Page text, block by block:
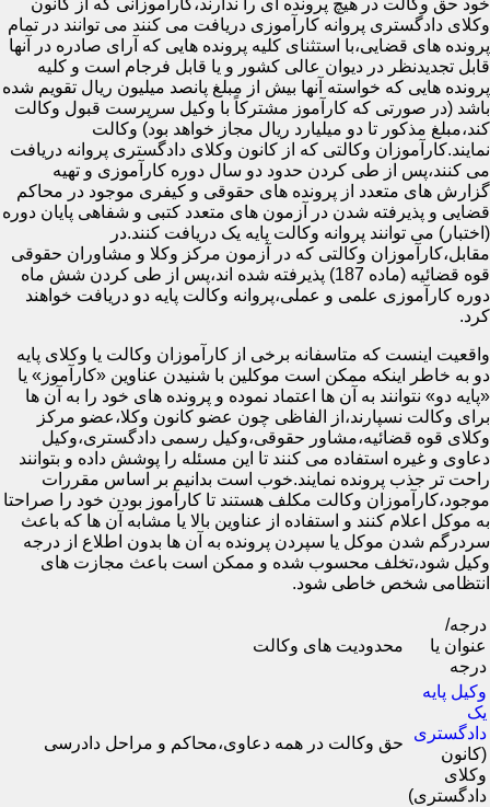
خود حق وکالت در هیچ پرونده ای را ندارند،کارآموزانی که از کانون
وکلای دادگستری پروانه کارآموزی دریافت می کنند می توانند در تمام
پرونده های قضایی،با استثنای کلیه پرونده هایی که آرای صادره در آنها
قابل تجدیدنظر در دیوان عالی کشور و یا قابل فرجام است و کلیه
پرونده هایی که خواسته آنها بیش از مبلغ پانصد میلیون ریال تقویم شده
باشد (در صورتی که کارآموز مشترکاً با وکیل سرپرست قبول وکالت
کند،مبلغ مذکور تا دو میلیارد ریال مجاز خواهد بود) وکالت
نمایند.کارآموزان وکالتی که از کانون وکلای دادگستری پروانه دریافت
می کنند،پس از طی کردن حدود دو سال دوره کارآموزی و تهیه
گزارش های متعدد از پرونده های حقوقی و کیفری موجود در محاکم
قضایی و پذیرفته شدن در آزمون های متعدد کتبی و شفاهی پایان دوره
(اختبار) می توانند پروانه وکالت پایه یک دریافت کنند.در
مقابل،کارآموزان وکالتی که در آزمون مرکز وکلا و مشاوران حقوقی
قوه قضائیه (ماده 187) پذیرفته شده اند،پس از طی کردن شش ماه
دوره کارآموزی علمی و عملی،پروانه وکالت پایه دو دریافت خواهند
کرد.
واقعیت اینست که متاسفانه برخی از کارآموزان وکالت یا وکلای پایه
دو به خاطر اینکه ممکن است موکلین با شنیدن عناوین «کارآموز» یا
«پایه دو» نتوانند به آن ها اعتماد نموده و پرونده های خود را به آن ها
برای وکالت نسپارند،از الفاظی چون عضو کانون وکلا،عضو مرکز
وکلای قوه قضائیه،مشاور حقوقی،وکیل رسمی دادگستری،وکیل
دعاوی و غیره استفاده می کنند تا این مسئله را پوشش داده و بتوانند
راحت تر جذب پرونده نمایند.خوب است بدانیم بر اساس مقررات
موجود،کارآموزان وکالت مکلف هستند تا کارآموز بودن خود را صراحتا
به موکل اعلام کنند و استفاده از عناوین بالا یا مشابه آن ها که باعث
سردرگم شدن موکل یا سپردن پرونده به آن ها بدون اطلاع از درجه
وکیل شود،تخلف محسوب شده و ممکن است باعث مجازت های
انتظامی شخص خاطی شود.
درجه/
عنوان یا
درجه
محدودیت های وکالت
وکیل پایه
یک
دادگستری
(کانون
وکلای
دادگستری)
حق وکالت در همه دعاوی،محاکم و مراحل دادرسی